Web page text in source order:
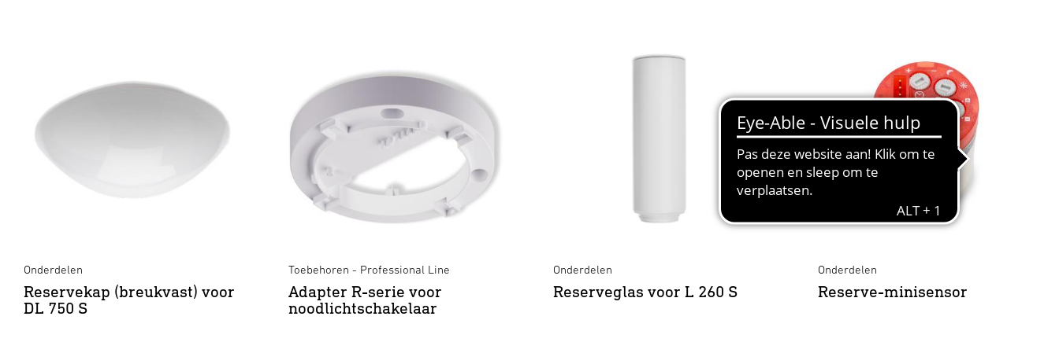
Onderdelen
Reservekap (breukvast) voor
DL 750 S
Toebehoren - Professional Line
Adapter R-serie voor
noodlichtschakelaar
Onderdelen
Reserveglas voor L 260 S
Onderdelen
Reserve-minisensor